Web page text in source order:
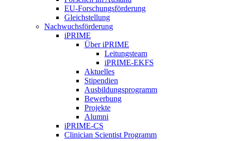
EU-Forschungsförderung
Gleichstellung
Nachwuchsförderung
iPRIME
Über iPRIME
Leitungsteam
iPRIME-EKFS
Aktuelles
Stipendien
Ausbildungsprogramm
Bewerbung
Projekte
Alumni
iPRIME-CS
Clinician Scientist Programm